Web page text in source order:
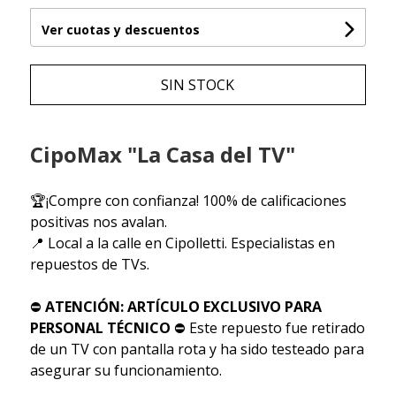
Ver cuotas y descuentos
SIN STOCK
CipoMax "La Casa del TV"
🏆¡Compre con confianza! 100% de calificaciones
positivas nos avalan.
📍 Local a la calle en Cipolletti. Especialistas en
repuestos de TVs.
⛔ ATENCIÓN: ARTÍCULO EXCLUSIVO PARA
PERSONAL TÉCNICO ⛔ Este repuesto fue retirado
de un TV con pantalla rota y ha sido testeado para
asegurar su funcionamiento.